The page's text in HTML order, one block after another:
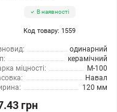
В наявності
Код товару: 1559
одинарний
керамічний
міцності:
М-100
Навал
120 мм
грн